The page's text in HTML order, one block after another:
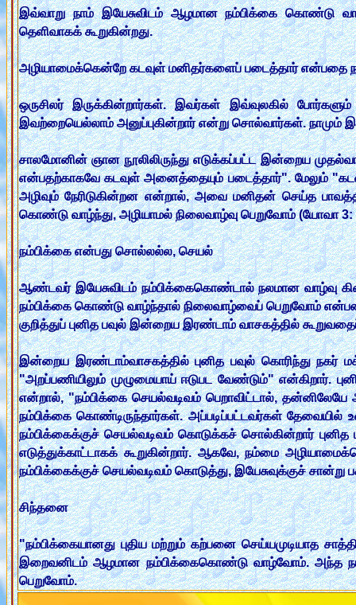
இவ்வாறு நாம் இயேசுவிடம் ஆழமான நம்பிக்கை கொண்டு
தெளிவாகக் கூறுகின்றது.
அழியாமைக்கென்றே கடவுள் மனிதர்களைப் படைத்தார் என்பதை
ஒருசிலர் இருக்கின்றார்கள். இவர்கள் இவ்வுலகில்
இவற்றையெல்லாம் அனுப்புகின்றார் என்று சொல்வார்கள்.
சாலமோனின் ஞான நூலிலிருந்து எடுக்கப்பட்ட இன்றைய
என்பதற்காகவே கடவுள் அனைத்தையும் படைத்தார்". மேலும்
அழிவும் நேரிடுகின்றன என்றால், அவை மனிதன் செய்த
கொண்டு வாழ்ந்து, அழியாமல் நிலைவாழ்வு பெறுவோம் (யோவா 3:
நம்பிக்கை என்பது சொல்லல்ல, செயல்
ஆண்டவர் இயேசுவிடம் நம்பிக்கைகொண்டால் நலமான வாழ்வு
நம்பிக்கை கொண்டு வாழ்ந்தால் நிலைவாழ்வைப் பெறுவோம் என்பன
குறித்துப் புனித பவுல் இன்றைய இரண்டாம் வாசகத்தில்
இன்றைய இரண்டாம்வாசகத்தில் புனித பவுல் கொரிந்து நகர்
"அறப்பணியிலும் முழுமையாய் ஈடுபட வேண்டும்" என்கிறார்.
என்றால், "நம்பிக்கை செயல்வடிவம் பெறாவிட்டால்,
நம்பிக்கை கொண்டிருந்தார்கள். அப்படிப்பட்டவர்கள்
நம்பிக்கைக்குச் செயல்வடிவம் கொடுக்கச் சொல்கின்றார் புனித
எடுத்துக்காட்டாகக் கூறுகின்றார். ஆகவே, நம்மை
நம்பிக்கைக்குச் செயல்வடிவம் கொடுத்து, இயேசுவுக்குச் சான்று
சிந்தனை
"நம்பிக்கையானது புதிய மற்றும் கற்பனை செய்யமுடியாத
இறைவனிடம் ஆழமான நம்பிக்கைகொண்டு வாழ்வோம். அந்த
பெறுவோம்.